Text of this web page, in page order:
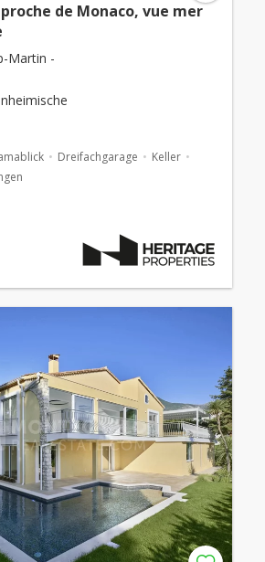
de Monaco, vue mer
Martin -
Dreifachgarage
Keller